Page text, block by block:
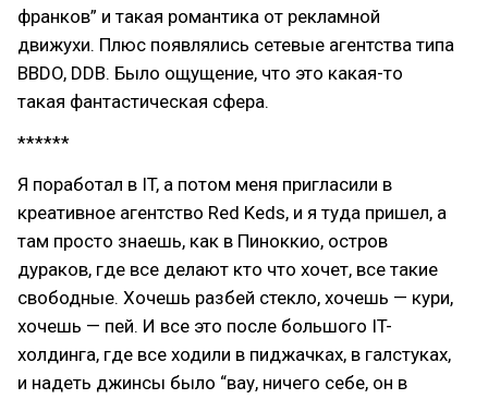
франков” и такая романтика от рекламной
движухи. Плюс появлялись сетевые агентства типа
BBDO, DDB. Было ощущение, что это какая-то
такая фантастическая сфера.
******
Я поработал в IT, а потом меня пригласили в
креативное агентство Red Keds, и я туда пришел, а
там просто знаешь, как в Пиноккио, остров
дураков, где все делают кто что хочет, все такие
свободные. Хочешь разбей стекло, хочешь — кури,
хочешь — пей. И все это после большого IT-
холдинга, где все ходили в пиджачках, в галстуках,
и надеть джинсы было “вау, ничего себе, он в